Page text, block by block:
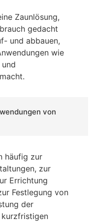
Zaunlösung,
gedacht
und abbauen,
wie
von
häufig zur
zur
Errichtung
Festlegung von
der
kurzfristigen